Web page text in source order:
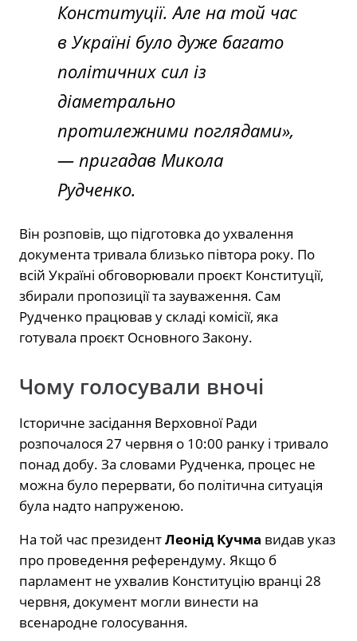
Конституції. Але на той час
в Україні було дуже багато
політичних сил із
діаметрально
протилежними поглядами»,
— пригадав Микола
Рудченко.
Він розповів, що підготовка до ухвалення
документа тривала близько півтора року. По
всій Україні обговорювали проєкт Конституції,
збирали пропозиції та зауваження. Сам
Рудченко працював у складі комісії, яка
готувала проєкт Основного Закону.
Чому голосували вночі
Історичне засідання Верховної Ради
розпочалося 27 червня о 10:00 ранку і тривало
понад добу. За словами Рудченка, процес не
можна було перервати, бо політична ситуація
була надто напруженою.
На той час президентЛеонід Кучма видав указ
про проведення референдуму. Якщо б
парламент не ухвалив Конституцію вранці 28
червня, документ могли винести на
всенародне голосування.